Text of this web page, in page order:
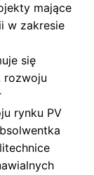
mające
w zakresie
się
rozwoju
rynku PV